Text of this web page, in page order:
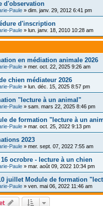
d'observation
Paule » dim. janv. 29, 2012 6:41 pm
d'inscription
Paule » lun. janv. 18, 2010 10:28 am
en médiation animale 2026
Paule » mer. oct. 22, 2025 9:26 am
chien médiateur 2026
Paule » lun. déc. 15, 2025 8:57 pm
"lecture à un animal"
Paule » sam. mars 22, 2025 8:46 pm
de formation "lecture à un
Paule » mar. oct. 25, 2022 9:13 pm
2023
Paule » mer. sept. 07, 2022 7:55 am
16 ocrobre - lecture à un chien
Paule » mar. août 09, 2022 10:34 pm
juillet Module de formation
Paule » ven. mai 06, 2022 11:46 am